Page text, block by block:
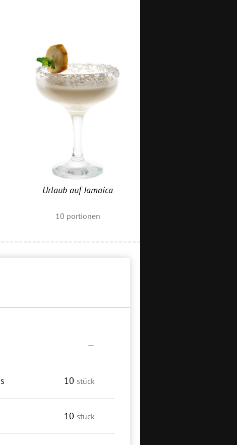
Urlaub auf Jamaica
10 portionen
—
10 stück
10 stück